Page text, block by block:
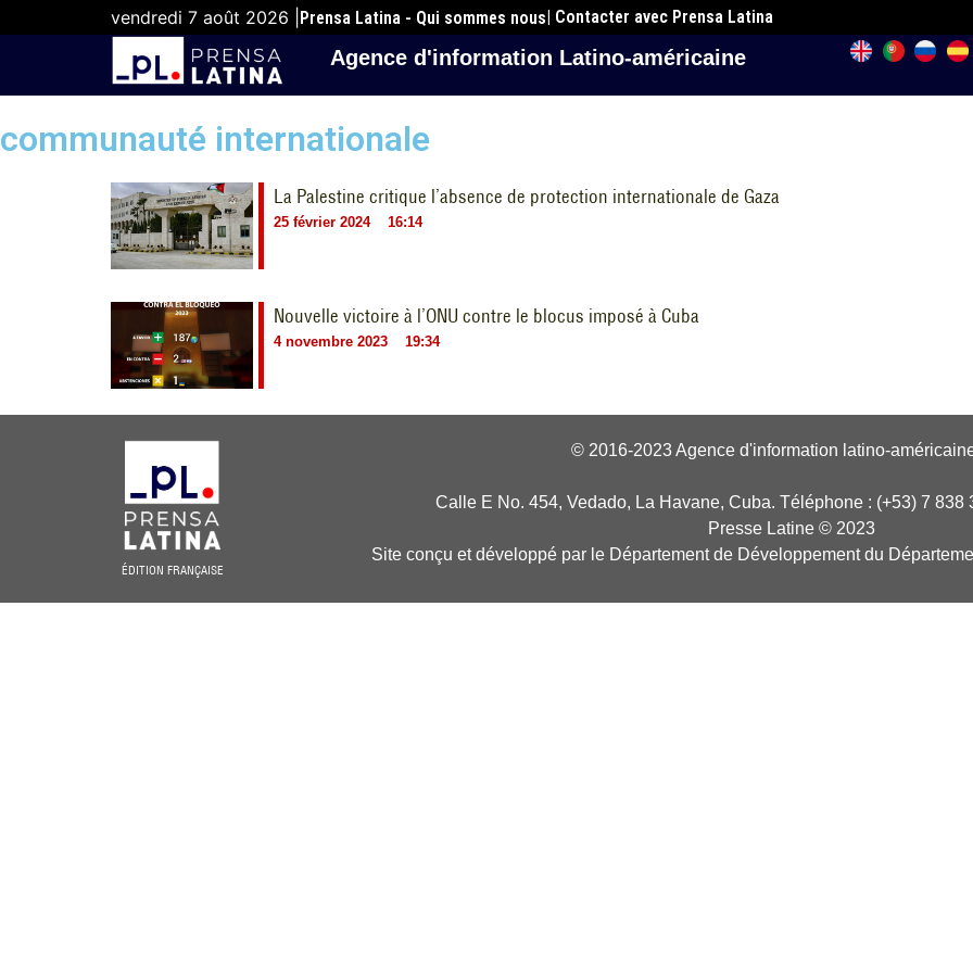
vendredi 7 août 2026 | Prensa Latina - Qui sommes nous| Contacter avec Prensa Latina
Agence d'information Latino-américaine
communauté internationale
La Palestine critique l’absence de protection internationale de Gaza
25 février 2024 16:14
Nouvelle victoire à l’ONU contre le blocus imposé à Cuba
4 novembre 2023 19:34
ÉDITION FRANÇAISE
© 2016-2023 Agence d'information latino-
Calle E No. 454, Vedado, La Havane, Cuba. Téléphone : (+53) 7 838
Presse Latine © 2023
Site conçu et développé par le Département de Développement du